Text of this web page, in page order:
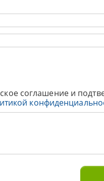
соглашение и